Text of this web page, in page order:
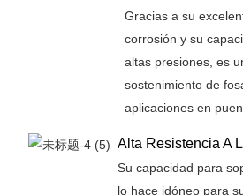
Gracias a su
corrosión y su
altas presiones, es
sostenimiento de
aplicaciones en
Alta Resistencia A
Su capacidad para
lo hace idóneo para